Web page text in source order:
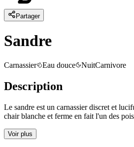
Partager
Sandre
Carnassier Eau douce NuitCarnivore
Description
Le sandre est un carnassier discret et
chair blanche et ferme en fait l'un des
Voir plus